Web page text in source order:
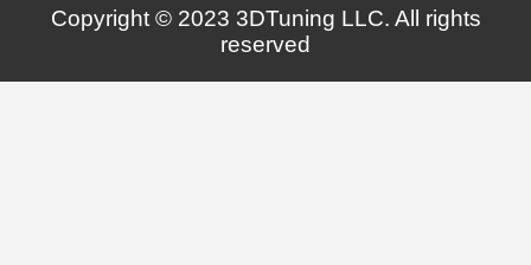
Copyright © 2023 3DTuning LLC. All rights
reserved